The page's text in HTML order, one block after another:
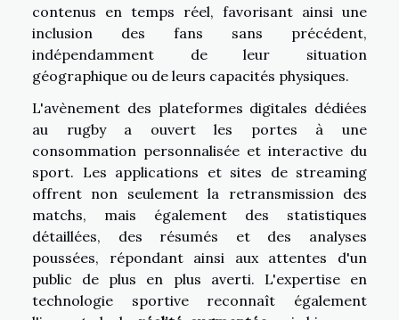
contenus en temps réel, favorisant ainsi une
inclusion des fans sans précédent,
indépendamment de leur situation
géographique ou de leurs capacités physiques.
L'avènement des plateformes digitales dédiées
au rugby a ouvert les portes à une
consommation personnalisée et interactive du
sport. Les applications et sites de streaming
offrent non seulement la retransmission des
matchs, mais également des statistiques
détaillées, des résumés et des analyses
poussées, répondant ainsi aux attentes d'un
public de plus en plus averti. L'expertise en
technologie sportive reconnaît également